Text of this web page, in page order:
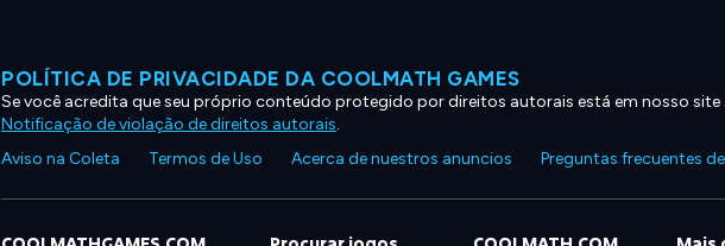
POLÍTICA DE PRIVACIDADE DA COOLMATH GAMES
Se você acredita que seu próprio conteúdo protegido por direitos autorais está em nosso site
Notificação de violação de direitos autorais.
Aviso na Coleta
Termos de Uso Acerca de nuestros anuncios Preguntas frecuentes